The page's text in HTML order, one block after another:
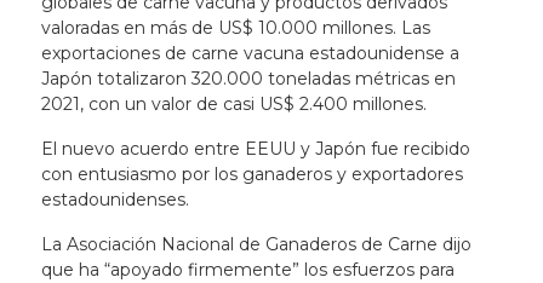
valoradas en más de US$ 10.000 millones. Las
exportaciones de carne vacuna estadounidense a
Japón totalizaron 320.000 toneladas métricas en
2021, con un valor de casi US$ 2.400 millones.
El nuevo acuerdo entre EEUU y Japón fue recibido
con entusiasmo por los ganaderos y exportadores
estadounidenses.
La Asociación Nacional de Ganaderos de Carne dijo
que ha “apoyado firmemente” los esfuerzos para